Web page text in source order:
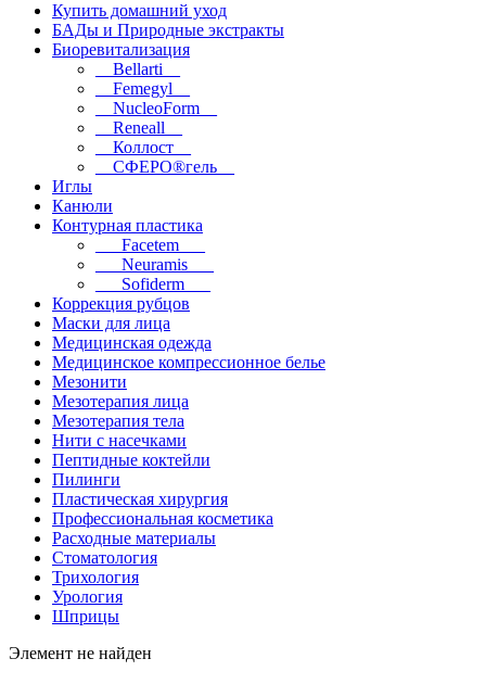
Купить домашний уход
БАДы и Природные экстракты
Биоревитализация
__Bellarti__
__Femegyl__
__NucleoForm__
__Reneall__
__Коллост__
__СФЕРО®гель__
Иглы
Канюли
Контурная пластика
___Facetem___
___Neuramis___
___Sofiderm___
Коррекция рубцов
Маски для лица
Медицинская одежда
Медицинское компрессионное белье
Мезонити
Мезотерапия лица
Мезотерапия тела
Нити с насечками
Пептидные коктейли
Пилинги
Пластическая хирургия
Профессиональная косметика
Расходные материалы
Стоматология
Трихология
Урология
Шприцы
Элемент не найден